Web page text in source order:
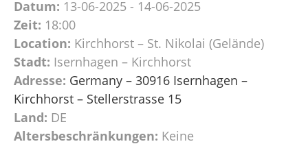
Datum: 13-06-2025 - 14-06-2025
Zeit: 18:00
Location: Kirchhorst – St. Nikolai (Gelände)
Stadt: Isernhagen – Kirchhorst
Adresse: Germany – 30916 Isernhagen –
Kirchhorst – Stellerstrasse 15
Land: DE
Altersbeschränkungen: Keine